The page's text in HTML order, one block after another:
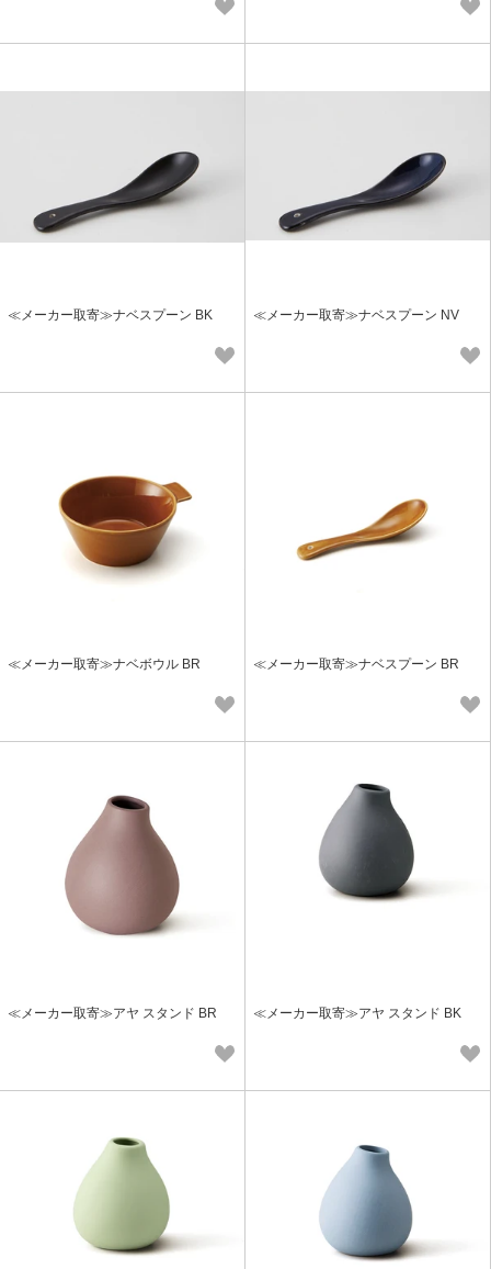
≪メーカー取寄≫ナベスプーン BK ≪メーカー取寄≫ナベスプーン NV
≪メーカー取寄≫ナベボウル BR ≪メーカー取寄≫ナベスプーン BR
≪メーカー取寄≫アヤ スタンド BR ≪メーカー取寄≫アヤ スタンド BK